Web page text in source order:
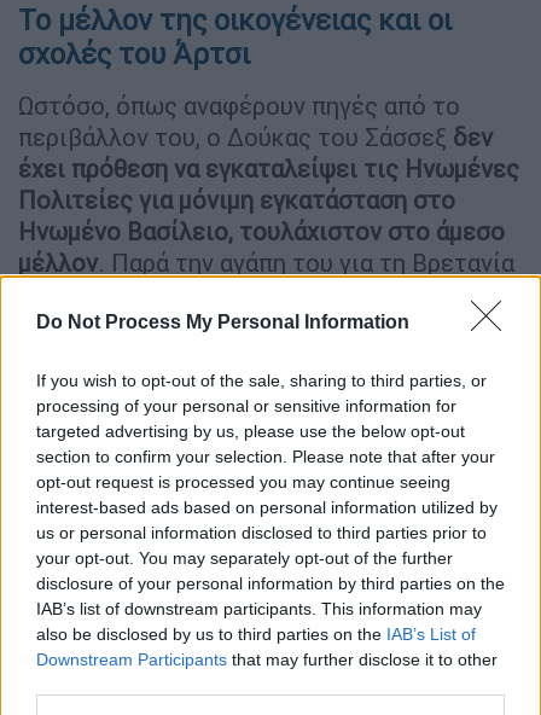
Do Not Process My Personal Information
If you wish to opt-out of the sale, sharing to third parties, or
processing of your personal or sensitive information for
targeted advertising by us, please use the below opt-out
section to confirm your selection. Please note that after your
opt-out request is processed you may continue seeing
interest-based ads based on personal information utilized by
us or personal information disclosed to third parties prior to
your opt-out. You may separately opt-out of the further
disclosure of your personal information by third parties on the
IAB’s list of downstream participants. This information may
also be disclosed by us to third parties on the IAB’s List of
Downstream Participants that may further disclose it to other
Το μέλλον της οικογένειας και οι
σχολές του Άρτσι
Ωστόσο, όπως αναφέρουν πηγές από το
περιβάλλον του, ο Δούκας του Σάσσεξ δεν
έχει πρόθεση να εγκαταλείψει τις Ηνωμένες
Πολιτείες για μόνιμη εγκατάσταση στο
Ηνωμένο Βασίλειο, τουλάχιστον στο άμεσο
μέλλον. Παρά την αγάπη του για τη Βρετανία
και την εκτίμησή του για το εκπαιδευτικό
της σύστημα, η καθημερινότητα που έχει
και τα παιδιά τους στις ΗΠΑ φαίνεται να
παραμένει προτεραιότητα.
Ένα από τα πιο συζητημένα σενάρια
αφορούσε την υποτιθέμενη εγγραφή του
εξάχρονου γιου του, Άρτσι, στο Eton College
– το περίφημο βρετανικό οικοτροφείο
το οποίο αποφοίτησαν τόσο ο πρίγκιπας
Χάρι όσο και ο πρίγκιπας Γουίλιαμ.
Ωστόσο, στενός φίλος του Χάρι διέψευσε